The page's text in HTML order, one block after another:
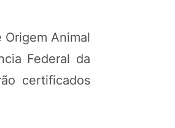
Animal
Federal da
certificados